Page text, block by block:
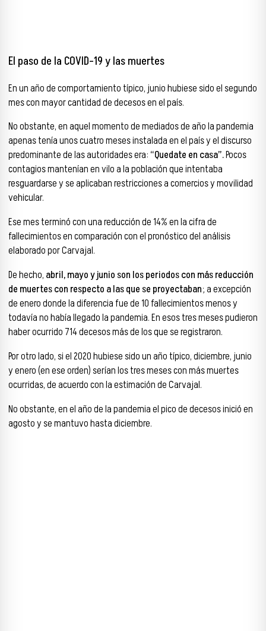
El paso de la COVID-19 y las muertes
En un año de comportamiento típico, junio hubiese sido el segundo
mes con mayor cantidad de decesos en el país.
No obstante, en aquel momento de mediados de año la pandemia
apenas tenía unos cuatro meses instalada en el país y el discurso
predominante de las autoridades era: “Quedate en casa”.Pocos
contagios mantenían en vilo a la población que intentaba
resguardarse y se aplicaban restricciones a comercios y movilidad
vehicular.
Ese mes terminó con una reducción de 14% en la cifra de
fallecimientos en comparación con el pronóstico del análisis
elaborado por Carvajal.
De hecho, abril, mayo y junio son los periodos con más reducción
de muertes con respecto a las que se proyectaban; a excepción
de enero donde la diferencia fue de 10 fallecimientos menos y
todavía no había llegado la pandemia. En esos tres meses pudieron
haber ocurrido 714 decesos más de los que se registraron.
Por otro lado, si el 2020 hubiese sido un año típico, diciembre, junio
y enero (en ese orden) serían los tres meses con más muertes
ocurridas, de acuerdo con la estimación de Carvajal.
No obstante, en el año de la pandemia el pico de decesos inició en
agosto y se mantuvo hasta diciembre.